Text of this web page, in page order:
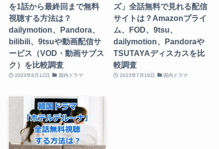
を1話から最終回まで無料
視聴する方法は？
dailymotion、Pandora、
bilibili、9tsuや動画配信サ
ービス（VOD・動画サブス
ク）を比較調査
2023年8月12日 国内ドラマ
ズ」全話無料で見れる配信
サイトは？Amazonプライ
ム、FOD、9tsu、
dailymotion、Pandoraや
TSUTAYAディスカスを比
較調査
2023年7月18日 国内ドラマ